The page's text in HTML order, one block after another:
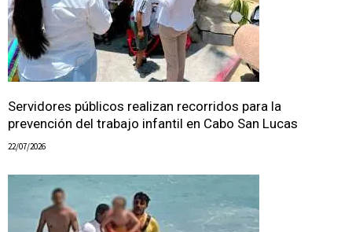
Servidores públicos realizan recorridos para la
prevención del trabajo infantil en Cabo San Lucas
22/07/2026